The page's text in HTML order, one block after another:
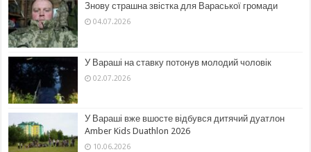
Знову страшна звістка для Вараської громади
04.07.2026
У Вараші на ставку потонув молодий чоловік
02.07.2026
У Вараші вже вшосте відбувся дитячий дуатлон
Amber Kids Duathlon 2026
10.06.2026